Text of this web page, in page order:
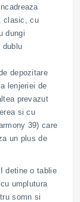
clasic, cu
dungi
dublu
depozitare
lenjeriei de
prevazut
si cu
39) care
un plus de
detine o tablie
umplutura
somn si